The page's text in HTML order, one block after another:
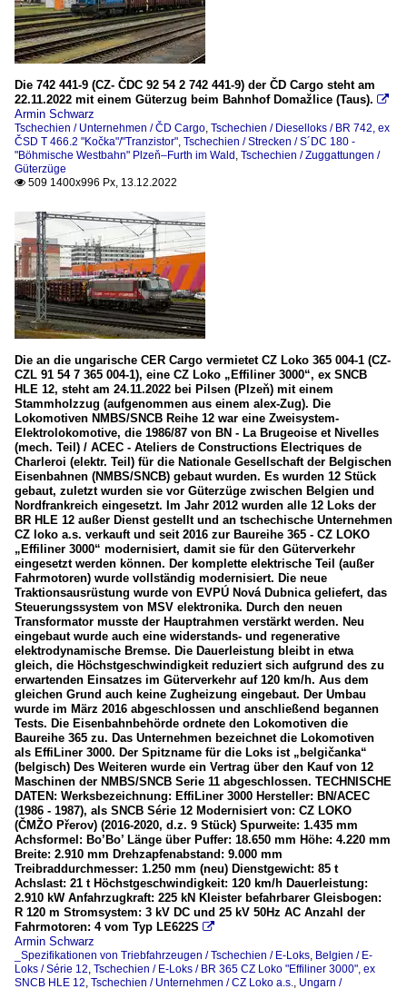
Die 742 441-9 (CZ- ČDC 92 54 2 742 441-9) der ČD Cargo steht am
22.11.2022 mit einem Güterzug beim Bahnhof Domažlice (Taus). 
Armin Schwarz
Tschechien / Unternehmen / ČD Cargo, Tschechien / Dieselloks / BR 742, ex
ČSD T 466.2 "Kočka"/"Tranzistor", Tschechien / Strecken / S´DC 180 -
"Böhmische Westbahn" Plzeň–Furth im Wald , Tschechien / Zuggattungen /
Güterzüge
 509 1400x996 Px, 13.12.2022
Die an die ungarische CER Cargo vermietet CZ Loko 365 004-1 (CZ-
CZL 91 54 7 365 004-1), eine CZ Loko „Effiliner 3000“, ex SNCB
HLE 12, steht am 24.11.2022 bei Pilsen (Plzeň) mit einem
Stammholzzug (aufgenommen aus einem alex-Zug). Die
Lokomotiven NMBS/SNCB Reihe 12 war eine Zweisystem-
Elektrolokomotive, die 1986/87 von BN - La Brugeoise et Nivelles
(mech. Teil) / ACEC - Ateliers de Constructions Electriques de
Charleroi (elektr. Teil) für die Nationale Gesellschaft der Belgischen
Eisenbahnen (NMBS/SNCB) gebaut wurden. Es wurden 12 Stück
gebaut, zuletzt wurden sie vor Güterzüge zwischen Belgien und
Nordfrankreich eingesetzt. Im Jahr 2012 wurden alle 12 Loks der
BR HLE 12 außer Dienst gestellt und an tschechische Unternehmen
CZ loko a.s. verkauft und seit 2016 zur Baureihe 365 - CZ LOKO
„Effiliner 3000“ modernisiert, damit sie für den Güterverkehr
eingesetzt werden können. Der komplette elektrische Teil (außer
Fahrmotoren) wurde vollständig modernisiert. Die neue
Traktionsausrüstung wurde von EVPÚ Nová Dubnica geliefert, das
Steuerungssystem von MSV elektronika. Durch den neuen
Transformator musste der Hauptrahmen verstärkt werden. Neu
eingebaut wurde auch eine widerstands- und regenerative
elektrodynamische Bremse. Die Dauerleistung bleibt in etwa
gleich, die Höchstgeschwindigkeit reduziert sich aufgrund des zu
erwartenden Einsatzes im Güterverkehr auf 120 km/h. Aus dem
gleichen Grund auch keine Zugheizung eingebaut. Der Umbau
wurde im März 2016 abgeschlossen und anschließend begannen
Tests. Die Eisenbahnbehörde ordnete den Lokomotiven die
Baureihe 365 zu. Das Unternehmen bezeichnet die Lokomotiven
als EffiLiner 3000. Der Spitzname für die Loks ist „belgičanka“
(belgisch) Des Weiteren wurde ein Vertrag über den Kauf von 12
Maschinen der NMBS/SNCB Serie 11 abgeschlossen. TECHNISCHE
DATEN: Werksbezeichnung: EffiLiner 3000 Hersteller: BN/ACEC
(1986 - 1987), als SNCB Série 12 Modernisiert von: CZ LOKO
(ČMŽO Přerov) (2016-2020, d.z. 9 Stück) Spurweite: 1.435 mm
Achsformel: Bo’Bo’ Länge über Puffer: 18.650 mm Höhe: 4.220 mm
Breite: 2.910 mm Drehzapfenabstand: 9.000 mm
Treibraddurchmesser: 1.250 mm (neu) Dienstgewicht: 85 t
Achslast: 21 t Höchstgeschwindigkeit: 120 km/h Dauerleistung:
2.910 kW Anfahrzugkraft: 225 kN Kleister befahrbarer Gleisbogen:
R 120 m Stromsystem: 3 kV DC und 25 kV 50Hz AC Anzahl der
Fahrmotoren: 4 vom Typ LE622S 
Armin Schwarz
_Spezifikationen von Triebfahrzeugen / Tschechien / E-Loks, Belgien / E-
Loks / Série 12, Tschechien / E-Loks / BR 365 CZ Loko "Effiliner 3000", ex
SNCB HLE 12, Tschechien / Unternehmen / CZ Loko a.s., Ungarn /